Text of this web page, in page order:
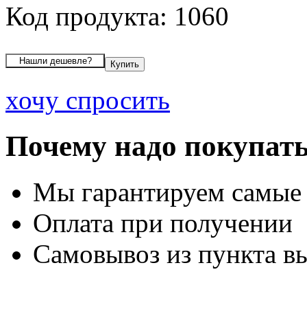
Код продукта: 1060
хочу спросить
Почему надо
Мы гарантируем
Оплата при получении
Самовывоз из пункта